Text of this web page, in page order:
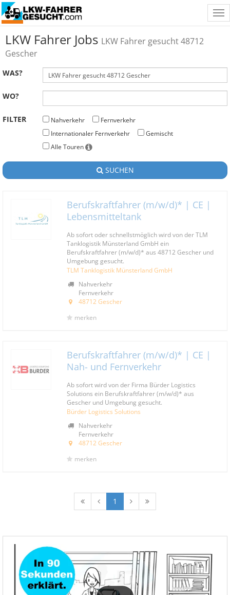
LKW Fahrer Jobs LKW Fahrer gesucht 48712
Gescher
WAS?
WO?
FILTER Nahverkehr
Fernverkehr
Internationaler Fernverkehr
Gemischt
Alle Touren
SUCHEN
Berufskraftfahrer (m/w/d)* | CE |
Lebensmitteltank
Ab sofort oder schnellstmöglich wird von der TLM
Tanklogistik Münsterland GmbH ein
Berufskraftfahrer (m/w/d)* aus 48712 Gescher und
Umgebung gesucht.
TLM Tanklogistik Münsterland GmbH
Nahverkehr
Fernverkehr
48712 Gescher
merken
Berufskraftfahrer (m/w/d)* | CE |
Nah- und Fernverkehr
Ab sofort wird von der Firma Bürder Logistics
Solutions ein Berufskraftfahrer (m/w/d)* aus
Gescher und Umgebung gesucht.
Bürder Logistics Solutions
Nahverkehr
Fernverkehr
48712 Gescher
merken
1